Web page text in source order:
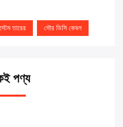
তারের সৌর ডিসি কেবল
পণ্য